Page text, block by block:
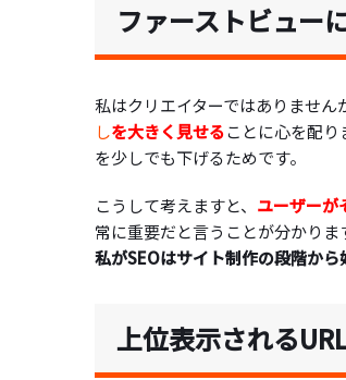
ファーストビュー
私はクリエイターではありません
しを大きく見せることに心を配
を少しでも下げるためです。
こうして考えますと、 ユーザーが
常に重要だと言うことが分かりま
私がSEOはサイト制作の段階から
上位表示される